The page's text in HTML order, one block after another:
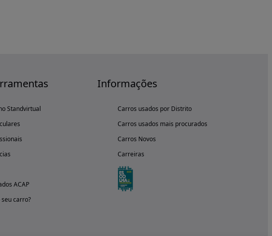
Standvirtual
ACAP
carro?
Informações
Carros usados por Distrito
Carros usados mais procurados
Carros Novos
Carreiras